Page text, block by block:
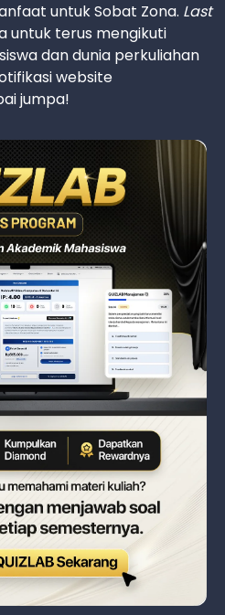
untuk Sobat Zona. Last
untuk terus mengikuti
dan dunia perkuliahan
website
jumpa!